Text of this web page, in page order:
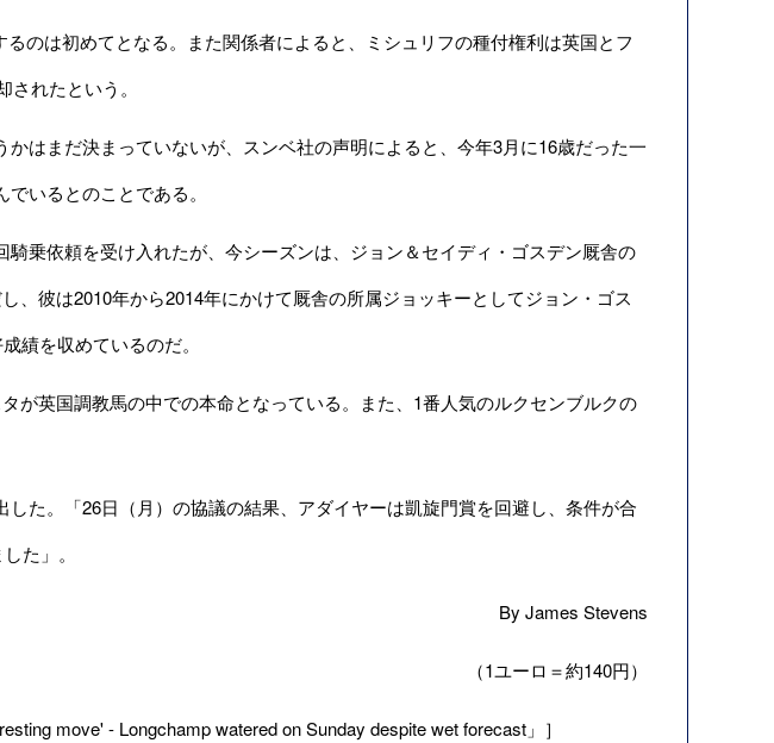
のは初めてとなる。また関係者によると、ミシュリフの種付権利は英国とフ
れたという。
はまだ決まっていないが、スンベ社の声明によると、今年3月に16歳だった一
いるとのことである。
乗依頼を受け入れたが、今シーズンは、ジョン＆セイディ・ゴスデン厩舎の
、彼は2010年から2014年にかけて厩舎の所属ジョッキーとしてジョン・ゴス
績を収めているのだ。
が英国調教馬の中での本命となっている。また、1番人気のルクセンブルクの
た。「26日（月）の協議の結果、アダイヤーは凱旋門賞を回避し、条件が合
た」。
By James Stevens
（1ユーロ＝約140円）
move' - Longchamp watered on Sunday despite wet forecast」］